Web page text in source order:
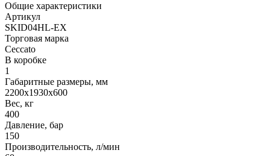
Общие характеристики
Артикул
SKID04HL-EX
Торговая марка
Ceccato
В коробке
1
Габаритные размеры, мм
2200x1930x600
Вес, кг
400
Давление, бар
150
Производительность, л/мин